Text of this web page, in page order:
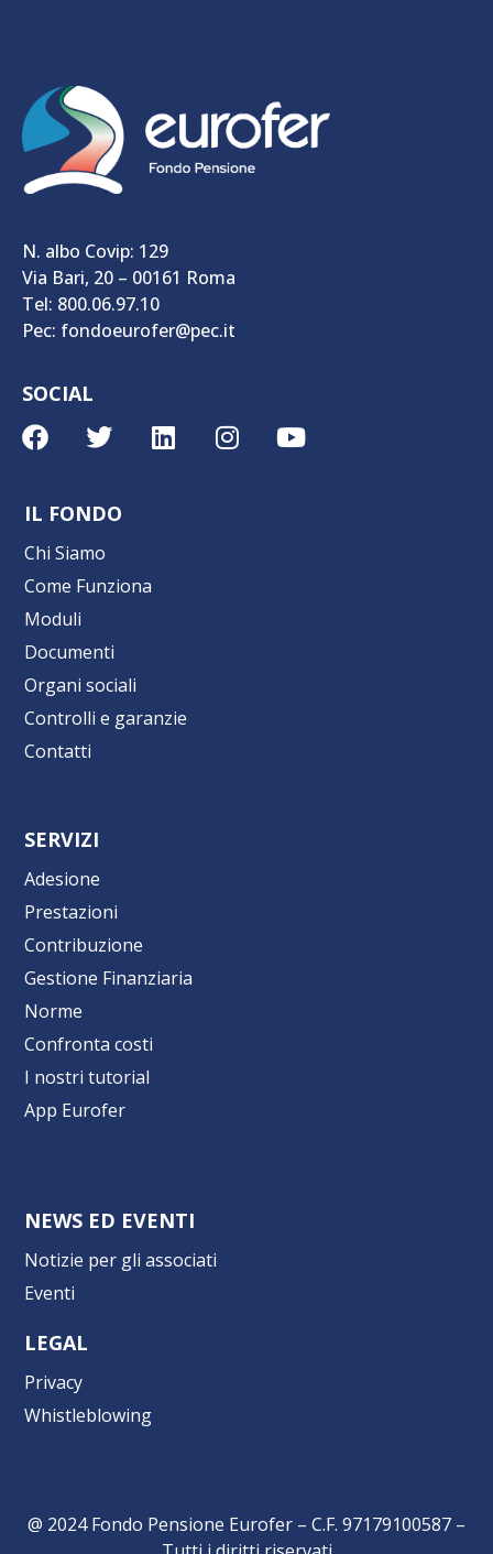
N. albo Covip: 129
Via Bari, 20 – 00161 Roma
Tel: 800.06.97.10
Pec: fondoeurofer@pec.it
SOCIAL
IL FONDO
Chi Siamo
Come Funziona
Moduli
Documenti
Organi sociali
Controlli e garanzie
Contatti
SERVIZI
Adesione
Prestazioni
Contribuzione
Gestione Finanziaria
Norme
Confronta costi
I nostri tutorial
App Eurofer
NEWS ED EVENTI
Notizie per gli associati
Eventi
LEGAL
Privacy
Whistleblowing
@ 2024 Fondo Pensione Eurofer – C.F. 97179100587 –